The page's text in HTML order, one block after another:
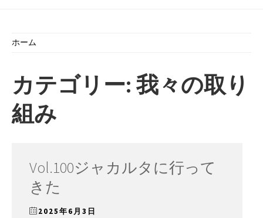
ホーム
カテゴリー: 我々の取り
組み
Vol.100ジャカルタに行って
きた
2025年6月3日